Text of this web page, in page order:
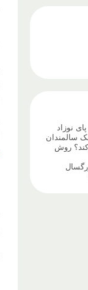
نوزاد
سالمندان
روش